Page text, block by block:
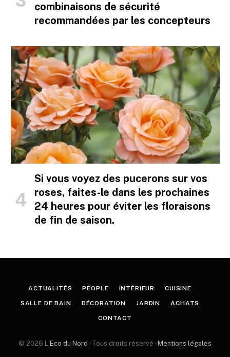
combinaisons de sécurité
recommandées par les concepteurs
Si vous voyez des pucerons sur vos
roses, faites-le dans les prochaines
24 heures pour éviter les floraisons
de fin de saison.
ACTUALITÉS PEOPLE INTÉRIEUR CUISINE
SALLE DE BAIN DÉCORATION JARDIN ACHATS
CONTACT
© 2026 L'Eco du Nord - Tous droits réservé - Mentions légales